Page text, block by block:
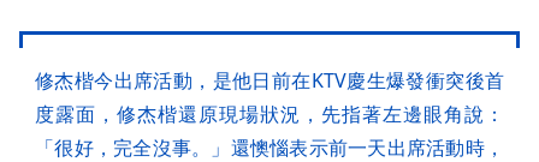
修杰楷今出席活動，是他日前在KTV慶生爆發衝突後首
度露面，修杰楷還原現場狀況，先指著左邊眼角說：
「很好，完全沒事。」還懊惱表示前一天出席活動時，